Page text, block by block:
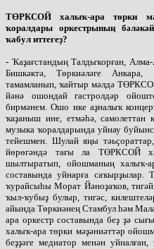
ТӨРКСОЙ халыҡ-ара төрки
ҡоралдары оркестрының
ҡабул иттегеҙ?
- Ҡаҙағстандың Талдыҡорған,
Бишкәктә, Төркиәләге Анкара,
тамамланып, ҡайтыр мәлдә
йәнә ошондай гастролдәр
бирмәнем. Ошо ике аҙналыҡ
ҡаҙаныш ине, етмәһә,
музыка ҡоралдарында уйнау
тейешмен. Шулай яңы
йөрөгәндә тағы ла ТӨРКСОЙ
шылтыратып, ойошманың халыҡ-
составында уйнарға саҡырҙылар.
ҡурайсыһы Морат Йәноҙаҡов,
ҡыл-ҡубыҙ булыр, тигәс,
айында Төркиәнең Стамбул һәм
ара оркестр составында беҙ ҙә
халыҡ-ара төрки мәҙәниәттәр
беҙҙәге медиатор менән